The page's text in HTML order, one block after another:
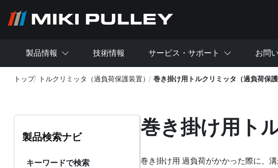
製品情報 技術情報 サービス・サポート お問
トップ トルクリミッタ（過負荷保護装置） 巻き掛け用トルクリミッタ（過負荷保護
製品検索ナビ
キーワードで検索
巻き掛け用ト
巻き掛け用 過負荷がかかった際に、